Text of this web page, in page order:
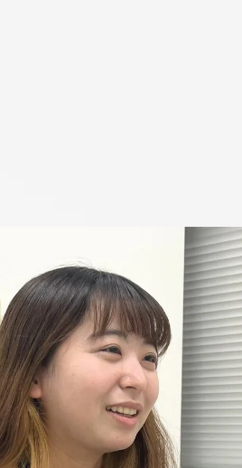
を続けたい